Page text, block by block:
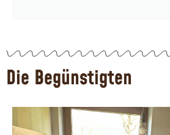
Die Begünstigten